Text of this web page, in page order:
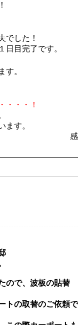
でした！
目完了です。
す。
・・・！
ます。
ので、波板の貼替
トの取替のご依頼で